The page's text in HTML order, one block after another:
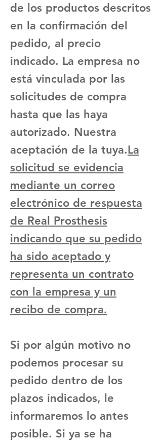
de los productos descritos
en la confirmación del
pedido, al precio
indicado. La empresa no
está vinculada por las
solicitudes de compra
hasta que las haya
autorizado. Nuestra
aceptación de la tuya.La
solicitud se evidencia
mediante un correo
electrónico de respuesta
de Real Prosthesis
indicando que su pedido
ha sido aceptado y
representa un contrato
con la empresa y un
recibo de compra.
Si por algún motivo no
podemos procesar su
pedido dentro de los
plazos indicados, le
informaremos lo antes
posible. Si ya se ha